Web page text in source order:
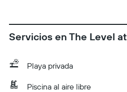
Servicios en The Level
Playa privada
Piscina al aire libre